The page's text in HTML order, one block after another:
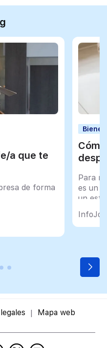
a que te
de forma
Para
es un
un
Mapa web